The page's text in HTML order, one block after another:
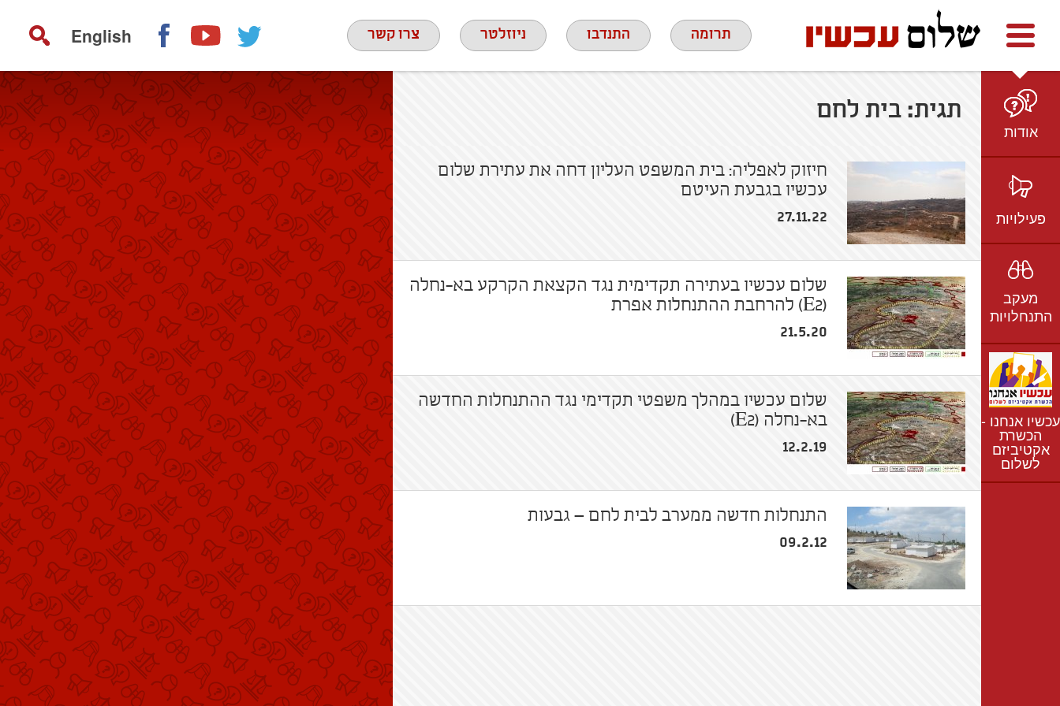
תרומה התנדבו ניוזלטר צרו קשר English Facebookyoutube twitter
אודות
הצוות
חזון ועמדות
אמיל גרינצווייג
שקיפות
פעילויות
ברשת
בתקשורת
וידאו
מעקב
התנחלויות
נתונים
חדשות
נושאים
רשימת התנחלויות
מפת התנחלויות
עכשיו אנחנו -
הכשרת
אקטיביזם
לשלום
תגית: בית לחם
חיזוק לאפליה: בית המשפט העליון דחה את עתירת שלום
עכשיו בגבעת העיטם
27.11.22
שלום עכשיו בעתירה תקדימית נגד הקצאת הקרקע בא-נחלה
(E2) להרחבת ההתנחלות אפרת
21.5.20
שלום עכשיו במהלך משפטי תקדימי נגד ההתנחלות החדשה
בא-נחלה (E2)
12.2.19
התנחלות חדשה ממערב לבית לחם – גבעות
09.2.12